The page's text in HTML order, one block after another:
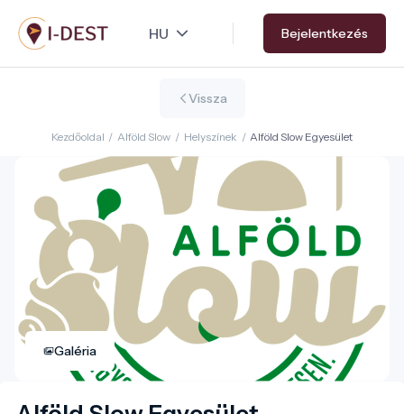
Ugrás
a
tartalomra
Bejelentkezés
Vissza
Kezdőoldal / Alföld Slow / Helyszínek / Alföld Slow Egyesület
Galéria